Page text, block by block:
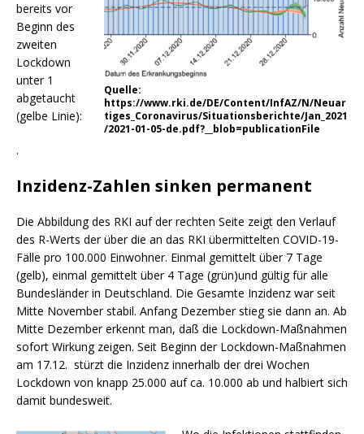
Quelle:
https://www.rki.de/DE/Content/InfAZ/N/Neuar
tiges_Coronavirus/Situationsberichte/Jan_2021
/2021-01-05-de.pdf?__blob=publicationFile
bereits vor
Beginn des
zweiten
Lockdown
unter 1
abgetaucht
(gelbe Linie):
.
Inzidenz-Zahlen sinken permanent
Die Abbildung des RKI auf der rechten Seite zeigt den Verlauf
des R-Werts der über die an das RKI übermittelten COVID-19-
Fälle pro 100.000 Einwohner. Einmal gemittelt über 7 Tage
(gelb), einmal gemittelt über 4 Tage (grün)und gültig für alle
Bundesländer in Deutschland. Die Gesamte Inzidenz war seit
Mitte November stabil. Anfang Dezember stieg sie dann an. Ab
Mitte Dezember erkennt man, daß die Lockdown-Maßnahmen
sofort Wirkung zeigen. Seit Beginn der Lockdown-Maßnahmen
am 17.12. stürzt die Inzidenz innerhalb der drei Wochen
Lockdown von knapp 25.000 auf ca. 10.000 ab und halbiert sich
damit bundesweit.